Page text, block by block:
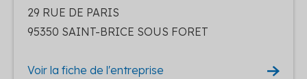
29 RUE DE PARIS
95350 SAINT-BRICE SOUS FORET
Voir la fiche de l'entreprise